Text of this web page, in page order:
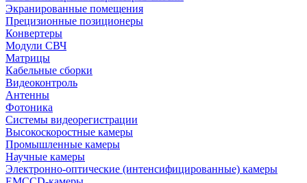
Экранированные помещения
Прецизионные позиционеры
Конвертеры
Модули СВЧ
Матрицы
Кабельные сборки
Видеоконтроль
Антенны
Фотоника
Cистемы видеорегистрации
Высокоскоростные камеры
Промышленные камеры
Научные камеры
Электронно-оптические (интенсифицированные) камеры